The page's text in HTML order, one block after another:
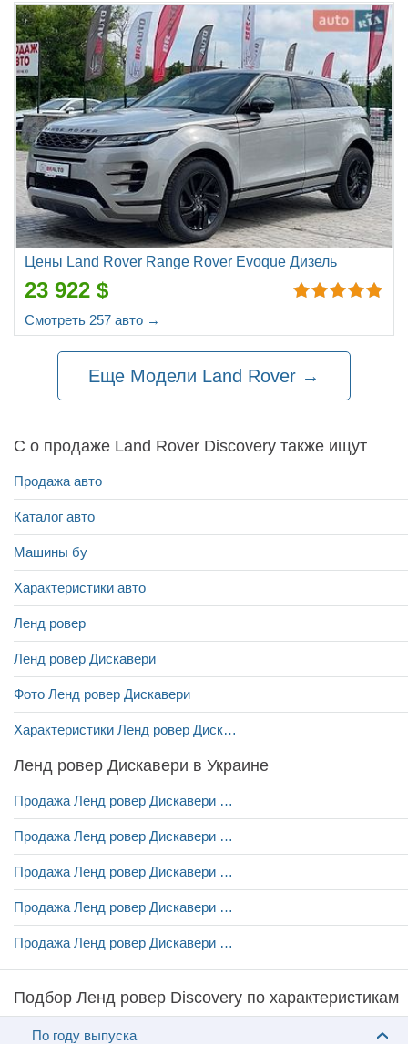
Цены Land Rover Range Rover Evoque Дизель
23 922 $
Смотреть 257 авто →
Еще Модели Land Rover →
С о продаже Land Rover Discovery также ищут
Продажа авто
Каталог авто
Машины бу
Характеристики авто
Ленд ровер
Ленд ровер Дискавери
Фото Ленд ровер Дискавери
Характеристики Ленд ровер Дискавери
Ленд ровер Дискавери в Украине
Продажа Ленд ровер Дискавери в Днепре
Продажа Ленд ровер Дискавери в Киеве
Продажа Ленд ровер Дискавери в Львове
Продажа Ленд ровер Дискавери в Одессе
Продажа Ленд ровер Дискавери в Тернополе
Подбор Ленд ровер Discovery по характеристикам
По году выпуска